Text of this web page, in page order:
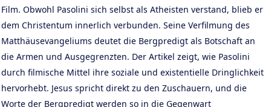
Film. Obwohl Pasolini sich selbst als Atheisten verstand, blieb er
dem Christentum innerlich verbunden. Seine Verfilmung des
Matthäusevangeliums deutet die Bergpredigt als Botschaft an
die Armen und Ausgegrenzten. Der Artikel zeigt, wie Pasolini
durch filmische Mittel ihre soziale und existentielle Dringlichkeit
hervorhebt. Jesus spricht direkt zu den Zuschauern, und die
Worte der Bergpredigt werden so in die Gegenwart